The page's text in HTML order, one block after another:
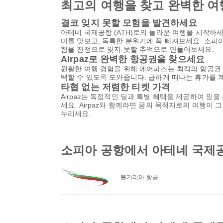
최고의 여행을 찾고 완벽한
결코 잊지 못할 모험을 발견하세요
아테네 국제공항 (ATH)로의 놀라운 여행을 시작하
미를 맛보고, 독특한 분위기에 푹 빠져보세요. 소
험을 진정으로 잊지 못할 추억으로 만들어보세요.
Airpaz로 완벽한 항공권을 찾으세요
원활한 여행 경험을 위해 에어파즈는 최적의 항공
택할 수 있도록 도와줍니다. 급하게 떠나는 휴가를
타협 없는 저렴한 티켓 가격
Airpaz는 독점적인 딜과 특별 혜택을 제공하여 믿
세요. Airpaz와 함께라면 꿈의 목적지로의 여행이
누리세요.
소피아 공항에서 아테네 국제
불가리아 항공